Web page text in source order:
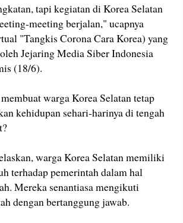
tapi kegiatan di Korea Selatan
meeting berjalan," ucapnya
"Tangkis Corona Cara Korea) yang
Jejaring Media Siber Indonesia
(18/6).
warga Korea Selatan tetap
kehidupan sehari-harinya di tengah
warga Korea Selatan memiliki
terhadap pemerintah dalam hal
Mereka senantiasa mengikuti
dengan bertanggung jawab.